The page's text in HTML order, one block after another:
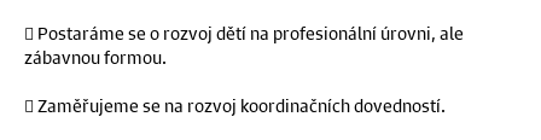
 Postaráme se o rozvoj dětí na profesionální úrovni, ale
zábavnou formou.
 Zaměřujeme se na rozvoj koordinačních dovedností.